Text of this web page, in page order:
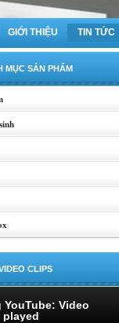
GIỚI THIỆU TIN TỨC
MỤC SẢN PHẨM
CLIPS
YouTube: Video